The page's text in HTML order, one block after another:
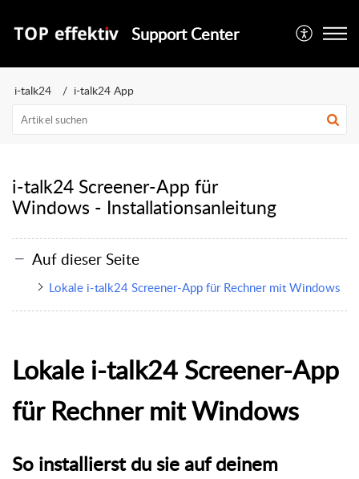
Support Center
i-talk24 i-talk24 App
i-talk24 Screener-App für
Windows - Installationsanleitung
Auf dieser Seite
Lokale i-talk24 Screener-App für Rechner mit Windows
Lokale i-talk24 Screener-App
für Rechner mit Windows
So installierst du sie auf deinem